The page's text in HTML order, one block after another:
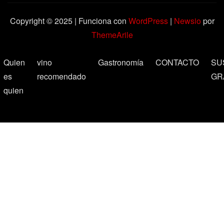
Copyright © 2025 | Funciona con WordPress | Newsiopor
ThemeArile
Quien
es
quien
vino
recomendado
Gastronomía CONTACTO